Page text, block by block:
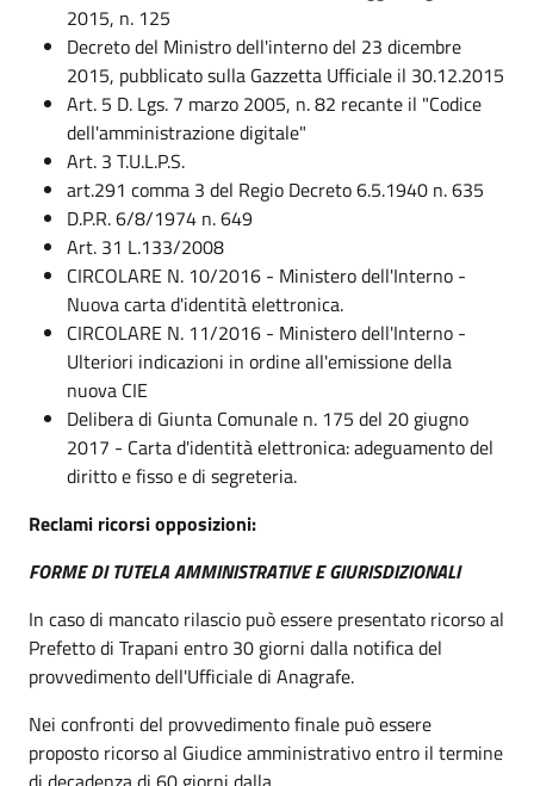
2015, n. 125
Decreto del Ministro dell'interno del 23 dicembre
2015, pubblicato sulla Gazzetta Ufficiale il 30.12.2015
Art. 5 D. Lgs. 7 marzo 2005, n. 82 recante il "Codice
dell'amministrazione digitale"
Art. 3 T.U.L.P.S.
art.291 comma 3 del Regio Decreto 6.5.1940 n. 635
D.P.R. 6/8/1974 n. 649
Art. 31 L.133/2008
CIRCOLARE N. 10/2016 - Ministero dell'Interno -
Nuova carta d'identità elettronica.
CIRCOLARE N. 11/2016 - Ministero dell'Interno -
Ulteriori indicazioni in ordine all'emissione della
nuova CIE
Delibera di Giunta Comunale n. 175 del 20 giugno
2017 - Carta d'identità elettronica: adeguamento del
diritto e fisso e di segreteria.
Reclami ricorsi opposizioni:
FORME DI TUTELA AMMINISTRATIVE E GIURISDIZIONALI
In caso di mancato rilascio può essere presentato ricorso al
Prefetto di Trapani entro 30 giorni dalla notifica del
provvedimento dell'Ufficiale di Anagrafe.
Nei confronti del provvedimento finale può essere
proposto ricorso al Giudice amministrativo entro il termine